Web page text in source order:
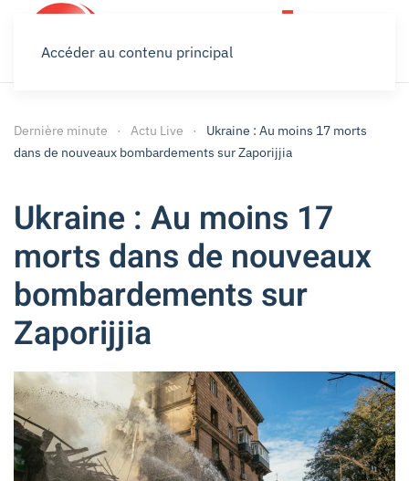
Accéder au contenu principal
Dernière minute Actu Live
Ukraine : Au moins 17 morts
dans de nouveaux bombardements sur Zaporijjia
Ukraine : Au moins 17
morts dans de nouveaux
bombardements sur
Zaporijjia